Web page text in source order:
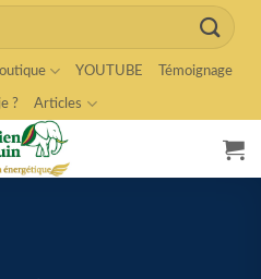
YOUTUBE Témoignage
? Articles